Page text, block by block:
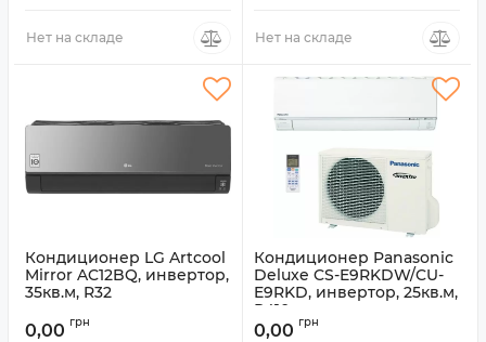
Нет на складе Нет на складе
Кондиционер LG Artcool
Mirror AC12BQ, инвертор,
35кв.м, R32
0,00 грн
Кондиционер Panasonic
Deluxe CS-E9RKDW/CU-
E9RKD, инвертор, 25кв.м,
R410
Артикул: CS-E9RKDW/CU-E9RKD
0,00 грн